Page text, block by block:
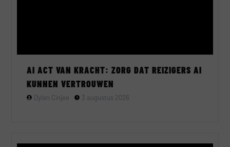
AI ACT VAN KRACHT: ZORG DAT REIZIGERS AI
KUNNEN VERTROUWEN
Dylan Cinjee 3 augustus 2026